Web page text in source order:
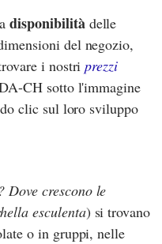
disponibilitàdelle
del negozio,
i nostriprezzi
CH sotto l'immagine
clic sul loro sviluppo
Dove crescono le
esculenta) si trovano
o in gruppi, nelle